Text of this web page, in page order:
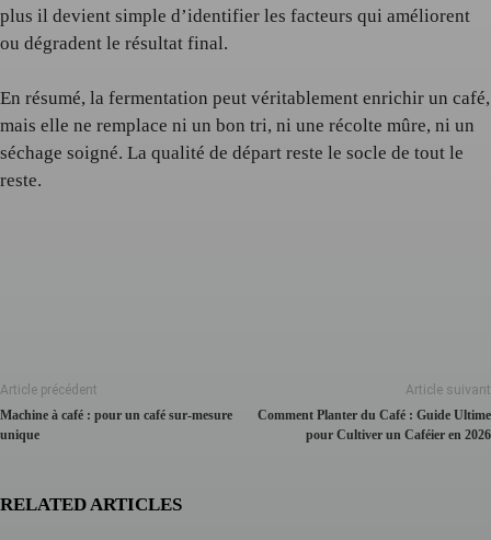
plus il devient simple d’identifier les facteurs qui améliorent
ou dégradent le résultat final.
En résumé, la fermentation peut véritablement enrichir un café,
mais elle ne remplace ni un bon tri, ni une récolte mûre, ni un
séchage soigné. La qualité de départ reste le socle de tout le
reste.
Article précédent
Machine à café : pour un café sur-mesure
unique
Article suivant
Comment Planter du Café : Guide Ultime
pour Cultiver un Caféier en 2026
RELATED ARTICLES